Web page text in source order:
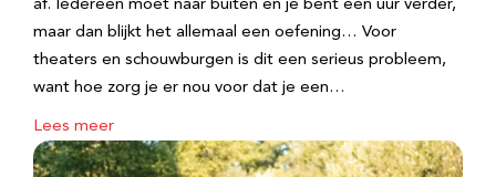
af. Iedereen moet naar buiten en je bent een uur verder,
maar dan blijkt het allemaal een oefening… Voor
theaters en schouwburgen is dit een serieus probleem,
want hoe zorg je er nou voor dat je een…
Lees meer